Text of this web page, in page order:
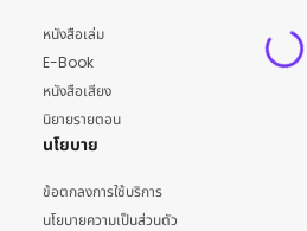
หนังสือเล่ม
E-Book
หนังสือเสียง
นิยายรายตอน
นโยบาย
ข้อตกลงการใช้บริการ
นโยบายความเป็นส่วนตัว